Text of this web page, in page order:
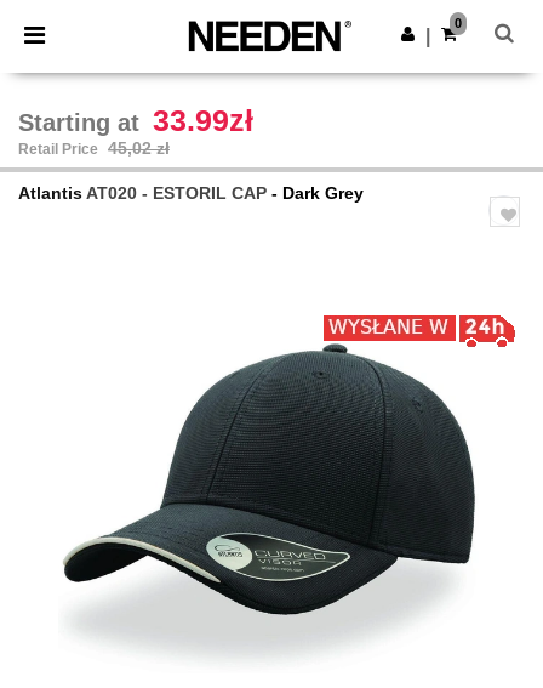
× Aplikacja Needen
Lepsze ceny w aplikacji!
Pobierz app
0
Starting at 33.99zł
Retail Price 45,02 zł
AtlantisAT020 - ESTORIL CAP - Dark Grey